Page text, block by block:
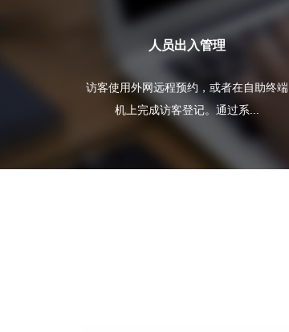
人员出入管理
访客使用外网远程预约，或者在自助终端
机上完成访客登记。通过系...